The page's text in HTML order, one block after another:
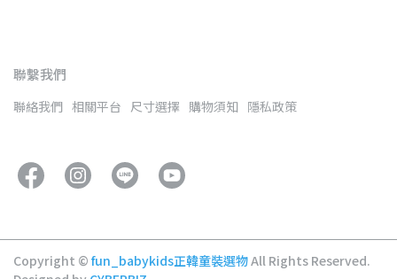
聯繫我們
聯絡我們 相關平台 尺寸選擇 購物須知 隱私政策
Copyright © fun_babykids正韓童裝選物All Rights Reserved.